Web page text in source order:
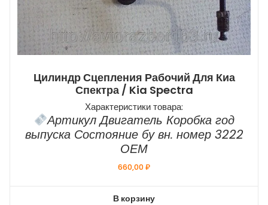
Цилиндр Сцепления Рабочий Для Киа
Спектра / Kia Spectra
Характеристики товара:
Артикул Двигатель Коробка год
выпуска Состояние бу вн. номер 3222
ОЕМ
660,00₽
В корзину